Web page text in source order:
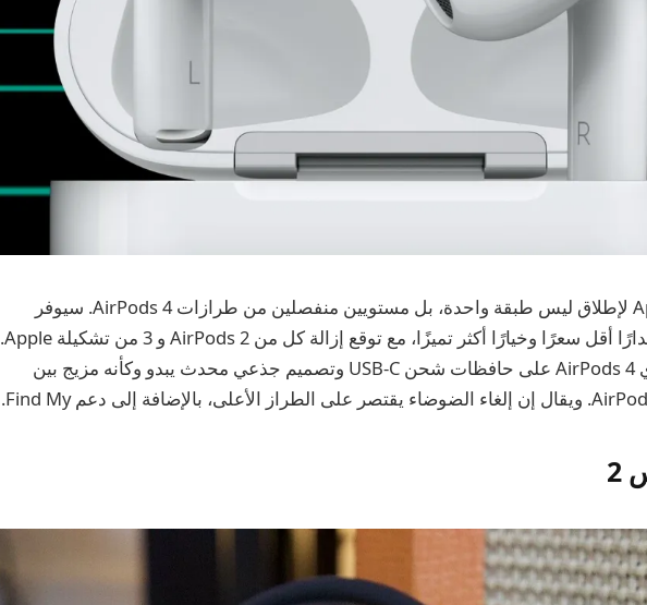
تخطط شركة Apple لإطلاق ليس طبقة واحدة، بل مستويين منفصلين من طرازات AirPods 4. سيوفر
هذان الطرازان إصدارًا أقل سعرًا وخيارًا أكثر تميزًا، مع توقع إزالة كل من AirPods 2 و 3 من تشكيلة Apple.
سيحتوي كلا طرازي AirPods 4 على حافظات شحن USB-C وتصميم جذعي محدث يبدو وكأنه مزيج بين